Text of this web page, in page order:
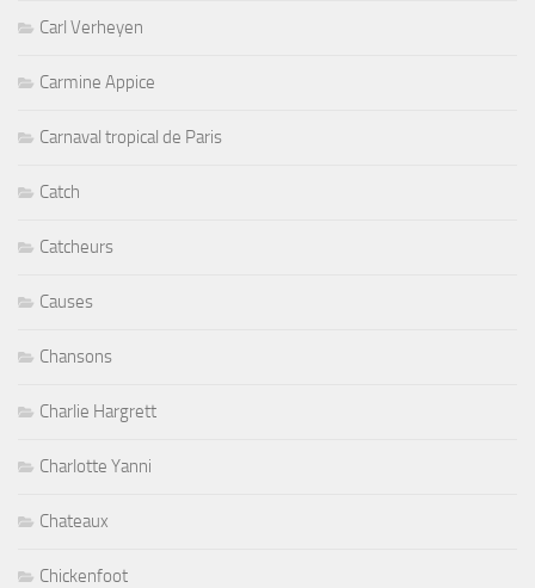
Carl Verheyen
Carmine Appice
Carnaval tropical de Paris
Catch
Catcheurs
Causes
Chansons
Charlie Hargrett
Charlotte Yanni
Chateaux
Chickenfoot